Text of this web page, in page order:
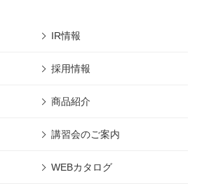
IR情報
採用情報
商品紹介
講習会のご案内
WEBカタログ